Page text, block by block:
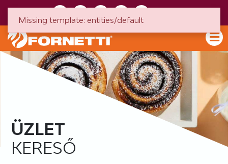
ÜZLET
KERESŐ
Missing template: entities/default